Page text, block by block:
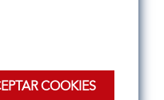
COOKIES